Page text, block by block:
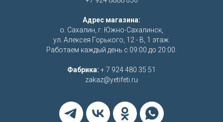
Адрес магазина:
о. Сахалин, г. Южно-Сахалинск,
ул. Алексея Горького, 12 - В, 1 этаж.
Работаем каждый день с 09:00 до 20:00.
Фабрика: + 7 924 480 35 51
zakaz@yetifeti.ru